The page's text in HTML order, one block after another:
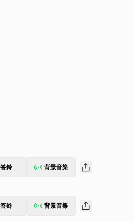
答鈴 背景音樂
答鈴 背景音樂